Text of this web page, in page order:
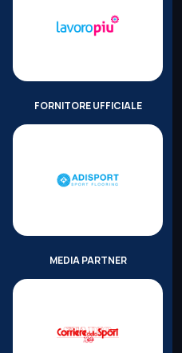
FORNITORE UFFICIALE
MEDIA PARTNER